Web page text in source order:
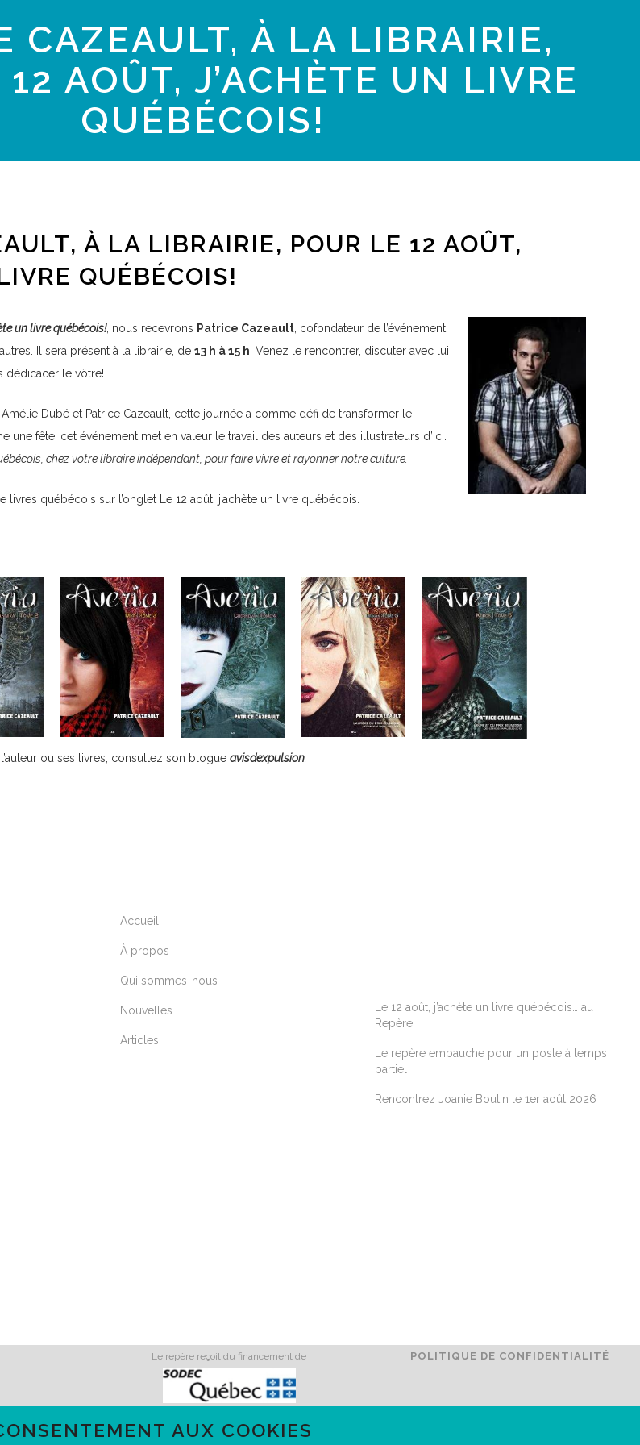
CAZEAULT, À LA LIBRAIRIE,
AOÛT, J’ACHÈTE UN LIVRE
QUÉBÉCOIS!
À LA LIBRAIRIE, POUR LE 12 AOÛT,
QUÉBÉCOIS!
un livre québécois!, nous recevrons Patrice Cazeault , cofondateur de l’événement
Il sera présent à la librairie, de 13 h à 15 h . Venez le rencontrer, discuter avec lui
dédicacer le vôtre!
Amélie Dubé et Patrice Cazeault , cette journée a comme défi de transformer le
une fête, cet événement met en valeur le travail des auteurs et des illustrateurs d’ici.
chez votre libraire indépendant, pour faire vivre et rayonner notre culture.
livres québécois sur l’onglet Le 12 août, j’achète un livre québécois
ou ses livres, consultez son blogue avisdexpulsion
Accueil
À propos
Qui sommes-nous
Nouvelles
Articles
Le 12 août, j’achète un livre québécois… au
Repère
Le repère embauche pour un poste à temps
partiel
Rencontrez Joanie Boutin le 1er août 2026
Le repère reçoit du financement de POLITIQUE DE CONFIDENTIALITÉ
AUX COOKIES